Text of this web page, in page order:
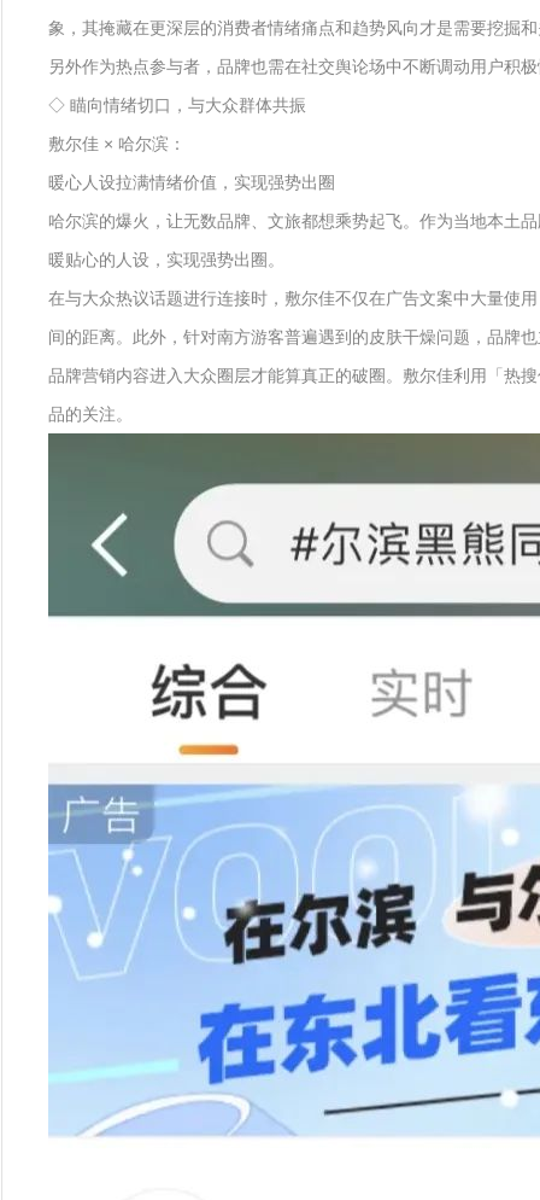
象，其掩藏在更深层的消费者情绪痛点和趋势风向才是需要挖掘
另外作为热点参与者，品牌也需在社交舆论场中不断调动用户积
◇ 瞄向情绪切口，与大众群体共振
敷尔佳 × 哈尔滨：
暖心人设拉满情绪价值，实现强势出圈
哈尔滨的爆火，让无数品牌、文旅都想乘势起飞。作为当地本土
暖贴心的人设，实现强势出圈。
在与大众热议话题进行连接时，敷尔佳不仅在广告文案中大量使
间的距离。此外，针对南方游客普遍遇到的皮肤干燥问题，品牌
品牌营销内容进入大众圈层才能算真正的破圈。敷尔佳利用「热
品的关注。